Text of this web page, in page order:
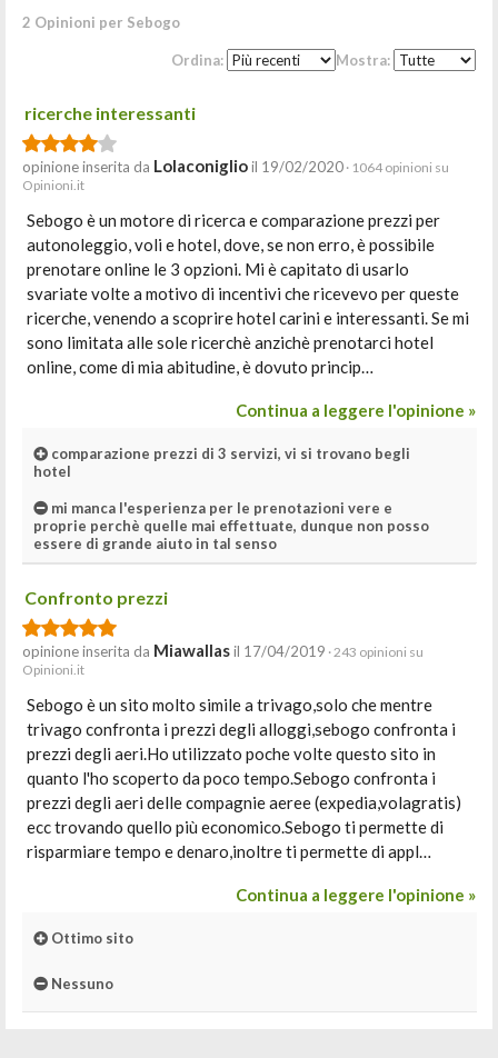
2 Opinioni per Sebogo
Ordina: Mostra:
ricerche interessanti
opinione inserita da Lolaconiglioil 19/02/2020 · 1064 opinioni su
Opinioni.it
Sebogo è un motore di ricerca e comparazione prezzi per
autonoleggio, voli e hotel, dove, se non erro, è possibile
prenotare online le 3 opzioni. Mi è capitato di usarlo
svariate volte a motivo di incentivi che ricevevo per queste
ricerche, venendo a scoprire hotel carini e interessanti. Se mi
sono limitata alle sole ricerchè anzichè prenotarci hotel
online, come di mia abitudine, è dovuto princip…
Continua a leggere l'opinione »
comparazione prezzi di 3 servizi, vi si trovano begli
hotel
mi manca l'esperienza per le prenotazioni vere e
proprie perchè quelle mai effettuate, dunque non posso
essere di grande aiuto in tal senso
Confronto prezzi
opinione inserita da Miawallasil 17/04/2019 · 243 opinioni su
Opinioni.it
Sebogo è un sito molto simile a trivago,solo che mentre
trivago confronta i prezzi degli alloggi,sebogo confronta i
prezzi degli aeri.Ho utilizzato poche volte questo sito in
quanto l'ho scoperto da poco tempo.Sebogo confronta i
prezzi degli aeri delle compagnie aeree (expedia,volagratis)
ecc trovando quello più economico.Sebogo ti permette di
risparmiare tempo e denaro,inoltre ti permette di appl…
Continua a leggere l'opinione »
Ottimo sito
Nessuno